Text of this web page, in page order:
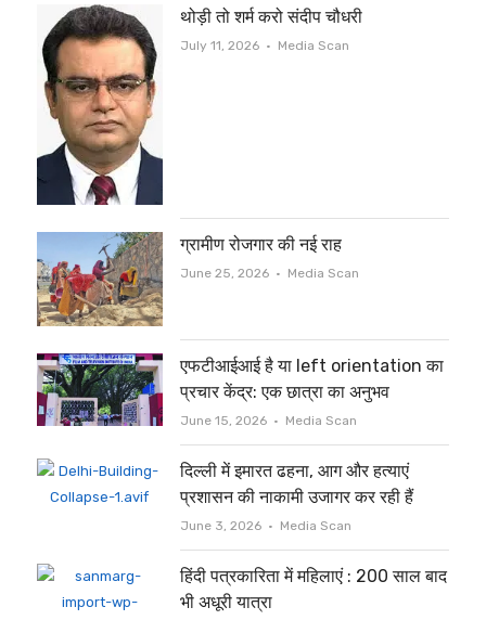
थोड़ी तो शर्म करो संदीप चौधरी
July 11, 2026 Author
Media Scan
ग्रामीण रोजगार की नई राह
June 25, 2026 Author
Media Scan
एफटीआईआई है या left orientation का
प्रचार केंद्र: एक छात्रा का अनुभव
June 15, 2026 Author
Media Scan
दिल्ली में इमारत ढहना, आग और हत्याएं
प्रशासन की नाकामी उजागर कर रही हैं
June 3, 2026 Author
Media Scan
हिंदी पत्रकारिता में महिलाएं : 200 साल बाद
भी अधूरी यात्रा